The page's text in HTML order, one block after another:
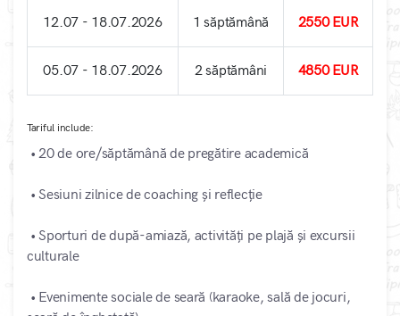
12.07 - 18.07.2026 1 săptămână 2550 EUR
05.07 - 18.07.2026 2 săptămâni 4850 EUR
Tariful include:
• 20 de ore/săptămână de pregătire academică
• Sesiuni zilnice de coaching și reflecție
• Sporturi de după-amiază, activități pe plajă și excursii
culturale
• Evenimente sociale de seară (karaoke, sală de jocuri,